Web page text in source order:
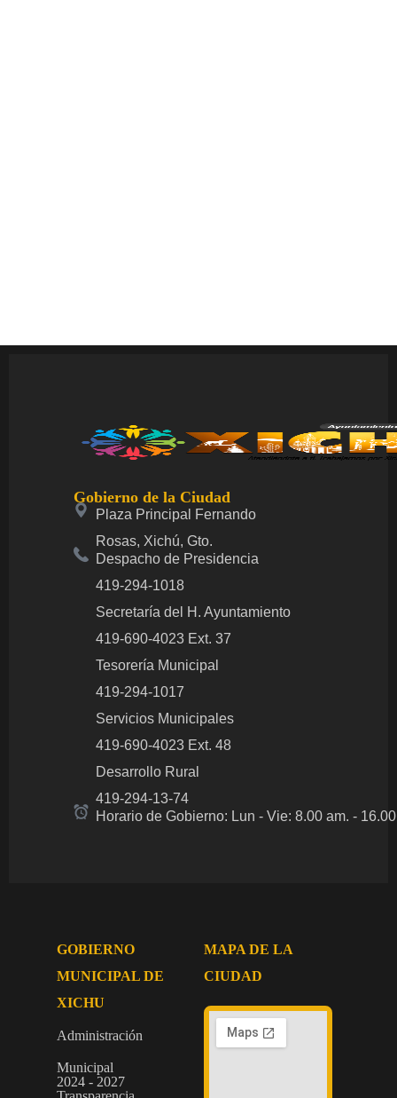
Gobierno de la Ciudad
Plaza Principal Fernando
Rosas, Xichú, Gto.
Despacho de Presidencia
419-294-1018
Secretaría del H. Ayuntamiento
419-690-4023 Ext. 37
Tesorería Municipal
419-294-1017
Servicios Municipales
419-690-4023 Ext. 48
Desarrollo Rural
419-294-13-74
Horario de Gobierno: Lun - Vie: 8.00 am. -
GOBIERNO
MUNICIPAL DE
XICHU
Administración
Municipal
2024 - 2027
MAPA DE LA
CIUDAD